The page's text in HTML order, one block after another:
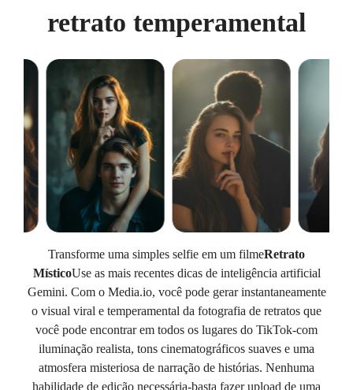
retrato temperamental
Transforme uma simples selfie em um filmeRetrato
MísticoUse as mais recentes dicas de inteligência artificial
Gemini. Com o Media.io, você pode gerar instantaneamente
o visual viral e temperamental da fotografia de retratos que
você pode encontrar em todos os lugares do TikTok-com
iluminação realista, tons cinematográficos suaves e uma
atmosfera misteriosa de narração de histórias. Nenhuma
habilidade de edição necessária-basta fazer upload de uma